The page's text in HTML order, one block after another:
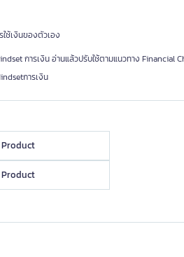
ช้เงินของตัวเอง
การเงิน อ่านแล้วปรับใช้ตามแนวทาง Financial
การเงิน
Product
Product